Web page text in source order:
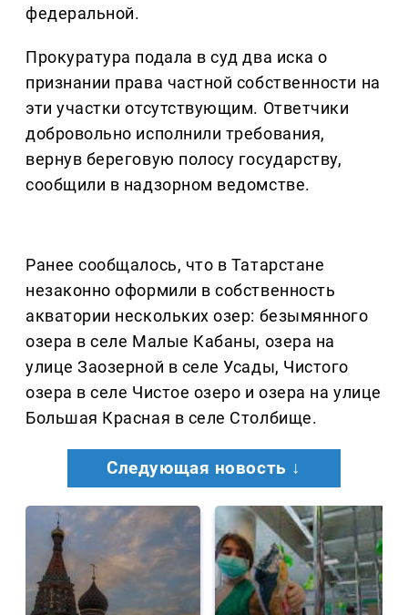
федеральной.
Прокуратура подала в суд два иска о
признании права частной собственности на
эти участки отсутствующим. Ответчики
добровольно исполнили требования,
вернув береговую полосу государству,
сообщили в надзорном ведомстве.
Ранее сообщалось, что в Татарстане
незаконно оформили в собственность
акватории нескольких озер: безымянного
озера в селе Малые Кабаны, озера на
улице Заозерной в селе Усады, Чистого
озера в селе Чистое озеро и озера на улице
Большая Красная в селе Столбище.
Следующая новость ↓